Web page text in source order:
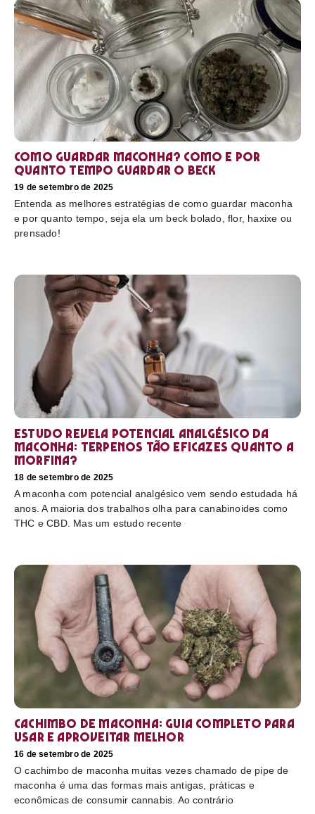
Como guardar maconha? Como e por
quanto tempo guardar o beck
19 de setembro de 2025
Entenda as melhores estratégias de como guardar maconha
e por quanto tempo, seja ela um beck bolado, flor, haxixe ou
prensado!
Estudo revela potencial analgésico da
maconha: terpenos tão eficazes quanto a
morfina?
18 de setembro de 2025
A maconha com potencial analgésico vem sendo estudada há
anos. A maioria dos trabalhos olha para canabinoides como
THC e CBD. Mas um estudo recente
Cachimbo de maconha: guia completo para
usar e aproveitar melhor
16 de setembro de 2025
O cachimbo de maconha muitas vezes chamado de pipe de
maconha é uma das formas mais antigas, práticas e
econômicas de consumir cannabis. Ao contrário